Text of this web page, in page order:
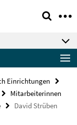
Einrichtungen
Mitarbeiterinnen
David Strüben